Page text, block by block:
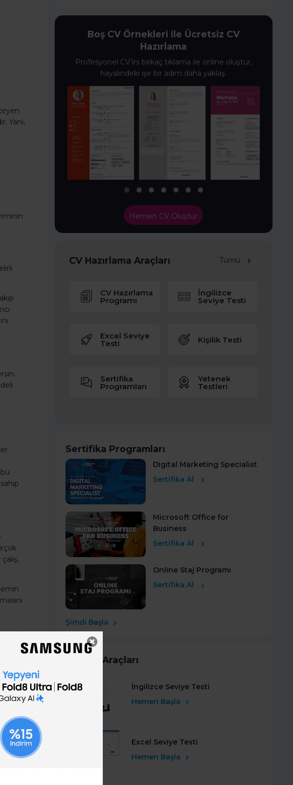
Yani,
Boş CV Örnekleri ile Ücretsiz CV
Hazırlama
Profesyonel CV’ini birkaç tıklama ile online oluştur,
hayalindeki işe bir adım daha yaklaş.
Hemen CV Oluştur
CV Hazırlama Araçları Tümü
CV Hazırlama
Programı
İngilizce
Seviye Testi
Excel Seviye
Testi Kişilik Testi
Sertifika
Programları
Yetenek
Testleri
Sertifika Programları
Digital Marketing Specialist
Sertifika Al
Microsoft Office for
Business
Sertifika Al
Online Staj Programı
Sertifika Al
Şimdi Başla
Kariyer Araçları
İngilizce Seviye Testi
Hemen Başla
Excel Seviye Testi
Hemen Başla